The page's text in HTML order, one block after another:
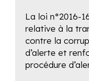
La loi n°2016-
relative à la
contre la
d’alerte et
procédure